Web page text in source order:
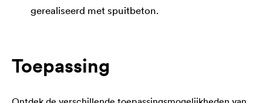
gerealiseerd met spuitbeton.
Toepassing